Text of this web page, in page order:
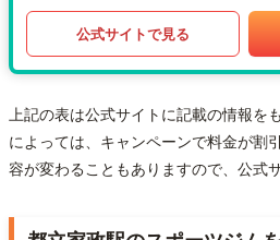
公式サイトで見る
上記の表は公式サイトに記載の情報を
によっては、キャンペーンで料金が割
容が変わることもありますので、公式